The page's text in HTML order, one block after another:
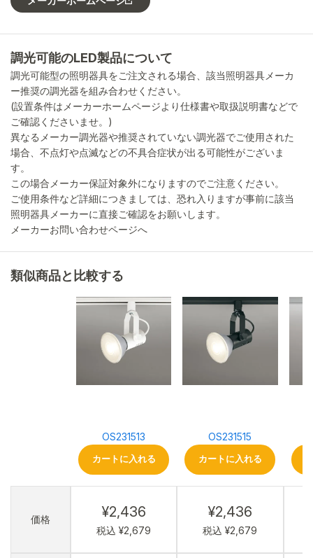
調光可能のLED製品について
調光可能型の照明器具をご注文される場合、該当照明器具メーカ
ー推奨の調光器を組み合わせください。
(設置条件はメーカーホームページより仕様書や取扱説明書などで
ご確認くださいませ。)
異なるメーカー調光器や推奨されていない調光器でご使用された
場合、不点灯や点滅などの不具合症状が出る可能性がございま
す。
この場合メーカー保証対象外になりますのでご注意ください。
ご使用条件など詳細につきましては、恐れ入りますが事前に該当
照明器具メーカーに直接ご確認をお願いします。
メーカーお問い合わせページへ
類似商品と比較する
価格
OS231513
カートに入れる
¥2,436
税込 ¥2,679
OS231515
カートに入れる
¥2,436
税込 ¥2,679